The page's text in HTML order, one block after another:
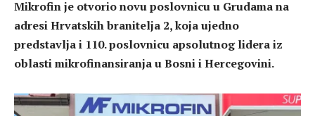
Mikrofin je otvorio novu poslovnicu u Grudama na
adresi Hrvatskih branitelja 2, koja ujedno
predstavlja i 110. poslovnicu apsolutnog lidera iz
oblasti mikrofinansiranja u Bosni i Hercegovini.